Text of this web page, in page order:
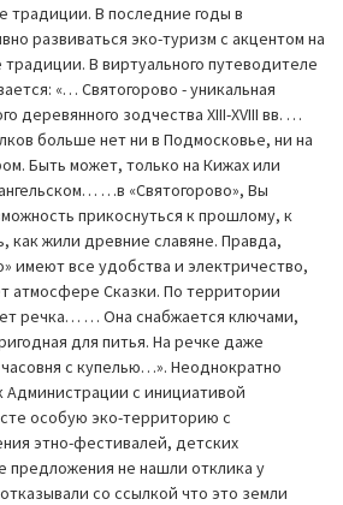
традиции. В последние годы в
развиваться эко-туризм с акцентом на
В виртуального путеводителе
«… Святогорово - уникальная
деревянного зодчества XIII-XVIII вв. …
больше нет ни в Подмосковье, ни на
Быть может, только на Кижах или
…в «Святогорово», Вы
прикоснуться к прошлому, к
как жили древние славяне. Правда,
имеют все удобства и электричество,
атмосфере Сказки. По территории
речка… … Она снабжается ключами,
для питья. На речке даже
с купелью…». Неоднократно
Администрации с инициативой
особую эко-территорию с
этно-фестивалей, детских
предложения не нашли отклика у
со ссылкой что это земли